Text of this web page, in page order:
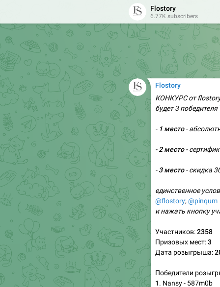
Flostory
6.77K subscribers
ждали!
условия будут
2
💘
58
Flostory
КОНКУРС от
будет 3 победителя
-1 место-
- 2 место-
- 3 место- скидка
единственное
и нажать кнопку
Участников:2358
Дата розыгрыша:
Победители
2. Vasily Trunov -
3. Просто человек -